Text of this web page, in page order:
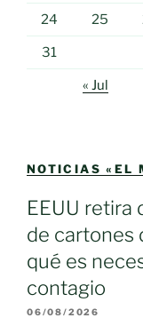
24 25
31
« Jul
NOTICIAS «EL
EEUU retira
de cartones
qué es
contagio
06/08/2026